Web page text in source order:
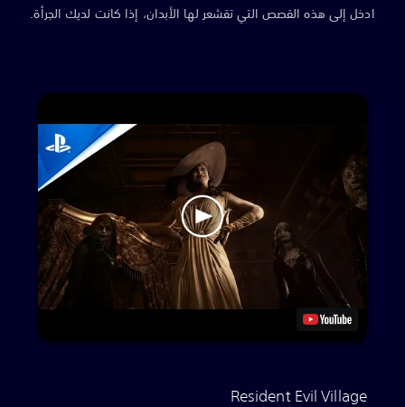
ادخل إلى هذه القصص التي تقشعر لها الأبدان، إذا كانت لديك الجرأة.
Resident Evil Village